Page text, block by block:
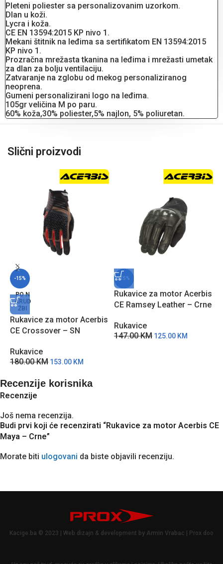
Pleteni poliester sa personalizovanim uzorkom.
Dlan u koži.
Lycra i koža.
CE EN 13594:2015 KP nivo 1.
Mekani štitnik na leđima sa sertifikatom EN 13594:2015
KP nivo 1.
Prozračna mrežasta tkanina na leđima i mrežasti umetak
za dlan za bolju ventilaciju.
Zatvaranje na zglobu od mekog personaliziranog
neoprena.
Gumeni personalizirani logo na leđima.
105gr veličina M po paru.
60% koža,30% poliester,5% najlon, 5% poliuretan.
Slični proizvodi
-15%
PO N
ARUD
ŽBI
Rukavice za motor Acerbis
CE Crossover – SN
Rukavice
180.00KM 153.00 KM
-15%
Rukavice za motor Acerbis
CE Ramsey Leather – Crne
Rukavice
147.00KM 125.00 KM
Recenzije korisnika
Recenzije
Još nema recenzija.
Budi prvi koji će recenzirati “Rukavice za motor Acerbis CE
Maya – Crne”
Morate biti ulogovani da biste objavili recenziju.
Kacige.ba © 2023 | Web dizajn & development by Armin Vrabac | Prox doo